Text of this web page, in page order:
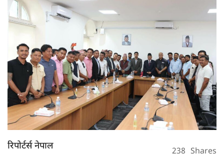
रिपोर्टर्स नेपाल 238 Shares